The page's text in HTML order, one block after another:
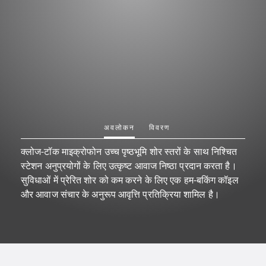
अवलोकन विवरण
क्लोज-टॉक माइक्रोफोन उच्च पृष्ठभूमि शोर स्तरों के साथ निश्चित
स्टेशन अनुप्रयोगों के लिए उत्कृष्ट आवाज निष्ठा प्रदान करता है।
सुविधाओं में प्रेरित शोर को कम करने के लिए एक हम-बकिंग कॉइल
और आवाज संचार के अनुरूप आवृत्ति प्रतिक्रिया शामिल है।